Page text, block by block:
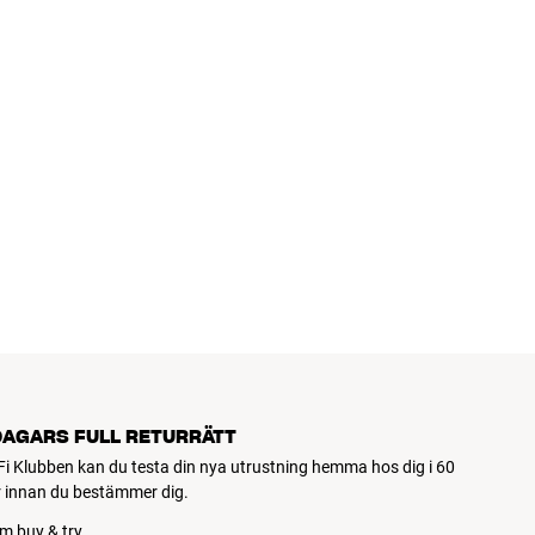
FULL RETURRÄTT
Klubben kan du testa din nya utrustning hemma hos dig i 60
innan du bestämmer dig.
buy & try